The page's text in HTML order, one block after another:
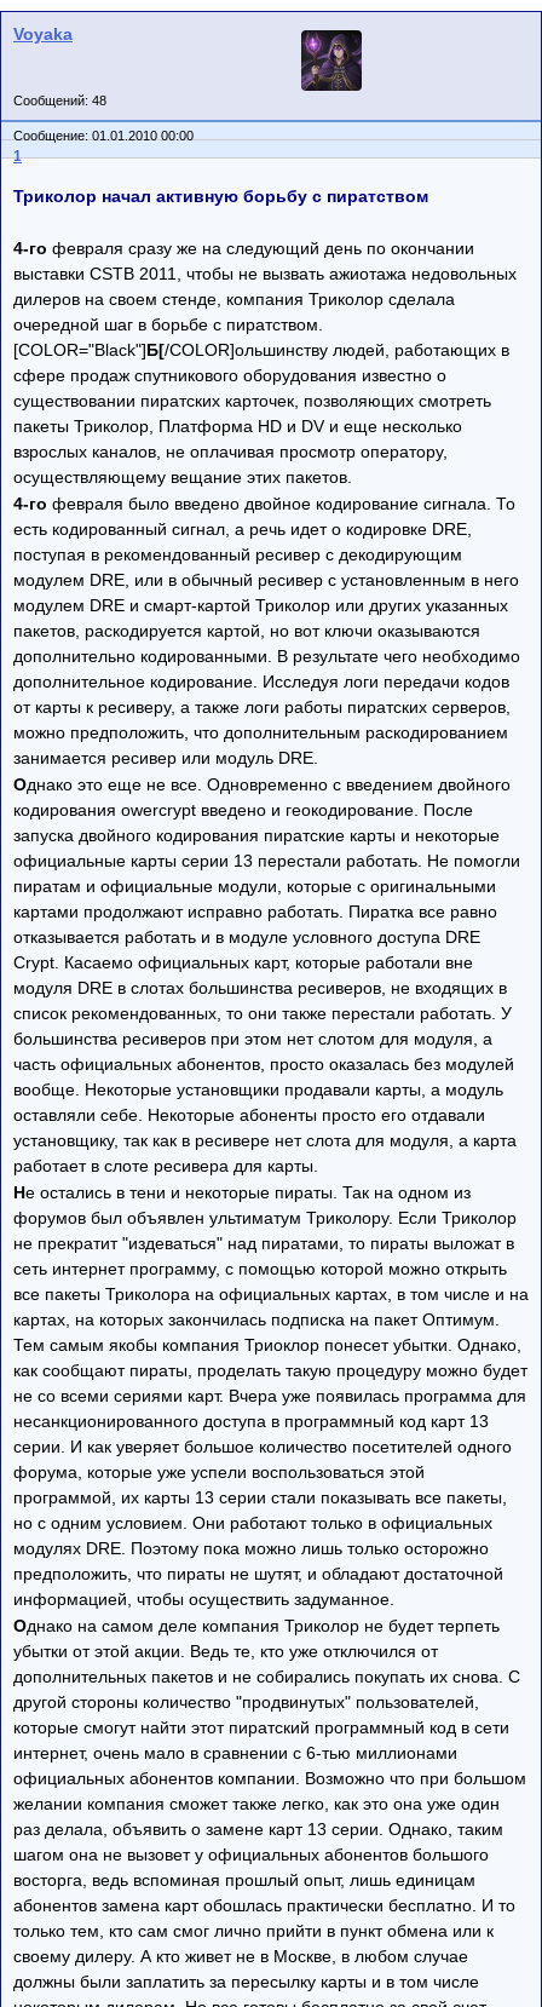
Voyaka
Сообщений: 48
Сообщение: 01.01.2010 00:00
1
Триколор начал активную борьбу с пиратством
4-го февраля сразу же на следующий день по окончании
выставки CSTB 2011, чтобы не вызвать ажиотажа недовольных
дилеров на своем стенде, компания Триколор сделала
очередной шаг в борьбе с пиратством.
[COLOR="Black"]Б[/COLOR]ольшинству людей, работающих в
сфере продаж спутникового оборудования известно о
существовании пиратских карточек, позволяющих смотреть
пакеты Триколор, Платформа HD и DV и еще несколько
взрослых каналов, не оплачивая просмотр оператору,
осуществляющему вещание этих пакетов.
4-го февраля было введено двойное кодирование сигнала. То
есть кодированный сигнал, а речь идет о кодировке DRE,
поступая в рекомендованный ресивер с декодирующим
модулем DRE, или в обычный ресивер с установленным в него
модулем DRE и смарт-картой Триколор или других указанных
пакетов, раскодируется картой, но вот ключи оказываются
дополнительно кодированными. В результате чего необходимо
дополнительное кодирование. Исследуя логи передачи кодов
от карты к ресиверу, а также логи работы пиратских серверов,
можно предположить, что дополнительным раскодированием
занимается ресивер или модуль DRE.
Однако это еще не все. Одновременно с введением двойного
кодирования owercrypt введено и геокодирование. После
запуска двойного кодирования пиратские карты и некоторые
официальные карты серии 13 перестали работать. Не помогли
пиратам и официальные модули, которые с оригинальными
картами продолжают исправно работать. Пиратка все равно
отказывается работать и в модуле условного доступа DRE
Crypt. Касаемо официальных карт, которые работали вне
модуля DRE в слотах большинства ресиверов, не входящих в
список рекомендованных, то они также перестали работать. У
большинства ресиверов при этом нет слотом для модуля, а
часть официальных абонентов, просто оказалась без модулей
вообще. Некоторые установщики продавали карты, а модуль
оставляли себе. Некоторые абоненты просто его отдавали
установщику, так как в ресивере нет слота для модуля, а карта
работает в слоте ресивера для карты.
Не остались в тени и некоторые пираты. Так на одном из
форумов был объявлен ультиматум Триколору. Если Триколор
не прекратит "издеваться" над пиратами, то пираты выложат в
сеть интернет программу, с помощью которой можно открыть
все пакеты Триколора на официальных картах, в том числе и на
картах, на которых закончилась подписка на пакет Оптимум.
Тем самым якобы компания Триоклор понесет убытки. Однако,
как сообщают пираты, проделать такую процедуру можно будет
не со всеми сериями карт. Вчера уже появилась программа для
несанкционированного доступа в программный код карт 13
серии. И как уверяет большое количество посетителей одного
форума, которые уже успели воспользоваться этой
программой, их карты 13 серии стали показывать все пакеты,
но с одним условием. Они работают только в официальных
модулях DRE. Поэтому пока можно лишь только осторожно
предположить, что пираты не шутят, и обладают достаточной
информацией, чтобы осуществить задуманное.
Однако на самом деле компания Триколор не будет терпеть
убытки от этой акции. Ведь те, кто уже отключился от
дополнительных пакетов и не собирались покупать их снова. С
другой стороны количество "продвинутых" пользователей,
которые смогут найти этот пиратский программный код в сети
интернет, очень мало в сравнении с 6-тью миллионами
официальных абонентов компании. Возможно что при большом
желании компания сможет также легко, как это она уже один
раз делала, объявить о замене карт 13 серии. Однако, таким
шагом она не вызовет у официальных абонентов большого
восторга, ведь вспоминая прошлый опыт, лишь единицам
абонентов замена карт обошлась практически бесплатно. И то
только тем, кто сам смог лично прийти в пункт обмена или к
своему дилеру. А кто живет не в Москве, в любом случае
должны были заплатить за пересылку карты и в том числе